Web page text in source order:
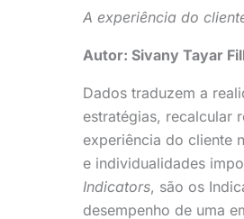
A experiência do
Autor: Sivany Tayar
Dados traduzem a
estratégias, recalcular
experiência do cliente
e individualidades
Indicators, são os
desempenho de uma